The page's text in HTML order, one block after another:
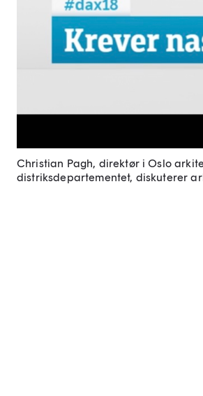
Christian Pagh, direktør i Oslo
distriksdepartementet, diskuterer